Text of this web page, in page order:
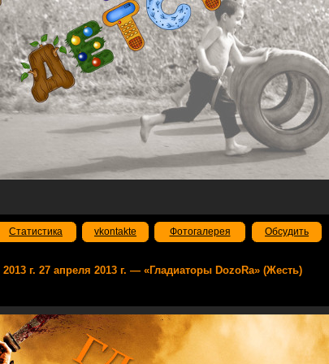
Статистика vkontakte Фотогалерея Обсудить
2013 г. 27 апреля 2013 г. — «Гладиаторы DozoRа» (Жесть)